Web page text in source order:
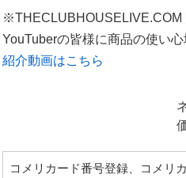
※THECLUBHOUSELIVE.COM
YouTuberの皆様に商品の使い
紹介動画はこちら
コメリカード番号登録、コメリ